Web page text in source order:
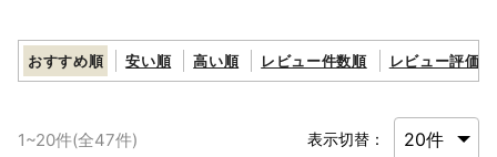
おすすめ順 安い順 高い順 レビュー件数順 レビュー評価順
1~20件(全47件) 表示切替：